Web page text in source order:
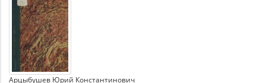
Арцыбушев Юрий Константинович